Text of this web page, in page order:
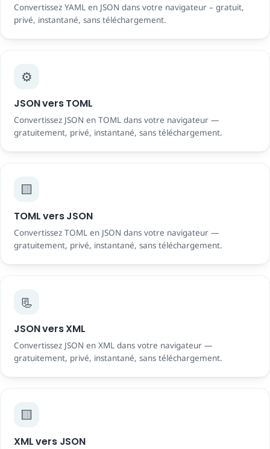
Convertissez YAML en JSON dans votre navigateur – gratuit,
privé, instantané, sans téléchargement.
⚙️
JSON vers TOML
Convertissez JSON en TOML dans votre navigateur —
gratuitement, privé, instantané, sans téléchargement.
🟨
TOML vers JSON
Convertissez TOML en JSON dans votre navigateur —
gratuitement, privé, instantané, sans téléchargement.
📃
JSON vers XML
Convertissez JSON en XML dans votre navigateur —
gratuitement, privé, instantané, sans téléchargement.
🟨
XML vers JSON